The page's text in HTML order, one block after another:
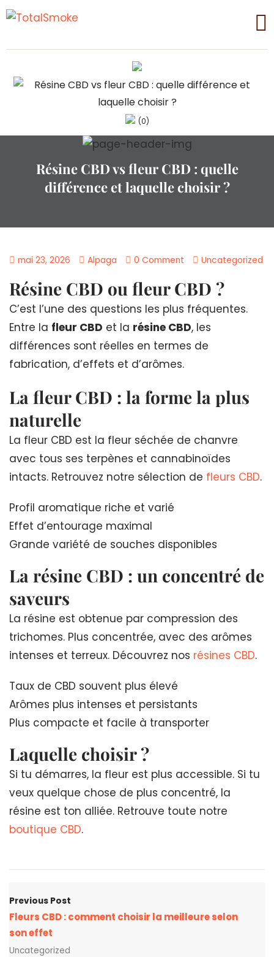
(0)
Résine CBD vs fleur CBD : quelle
différence et laquelle choisir ?
mai 23, 2026 Alpaga 0 Comment Uncategorized
Résine CBD ou fleur CBD ?
C’est l’une des questions les plus fréquentes.
Entre la fleur CBD et la résine CBD, les
différences sont réelles en termes de
fabrication, d’effets et d’arômes.
La fleur CBD : la forme la plus
naturelle
La fleur CBD est la fleur séchée de chanvre
avec tous ses terpènes et cannabinoïdes
intacts. Retrouvez notre sélection de fleurs CBD.
Profil aromatique riche et varié
Effet d’entourage maximal
Grande variété de souches disponibles
La résine CBD : un concentré de
saveurs
La résine est obtenue par compression des
trichomes. Plus concentrée, avec des arômes
intenses et terreux. Découvrez nos résines CBD.
Taux de CBD souvent plus élevé
Arômes plus intenses et persistants
Plus compacte et facile à transporter
Laquelle choisir ?
Si tu démarres, la fleur est plus accessible. Si tu
veux quelque chose de plus concentré, la
résine est ton alliée. Retrouve toute notre
boutique CBD.
Previous Post
Fleurs CBD : comment choisir la meilleure selon
son effet
Uncategorized